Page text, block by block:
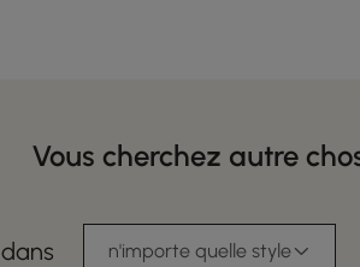
Vous cherchez autre
dans n'importe quelle style